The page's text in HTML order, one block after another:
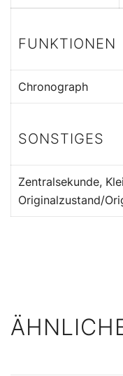
FUNKTIONEN
Chronograph
SONSTIGES
Zentralsekunde,
Originalzustand/